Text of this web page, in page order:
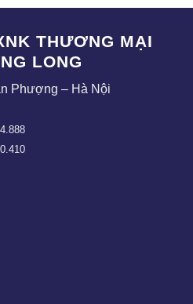
THƯƠNG MẠI
LONG
Phượng – Hà Nội